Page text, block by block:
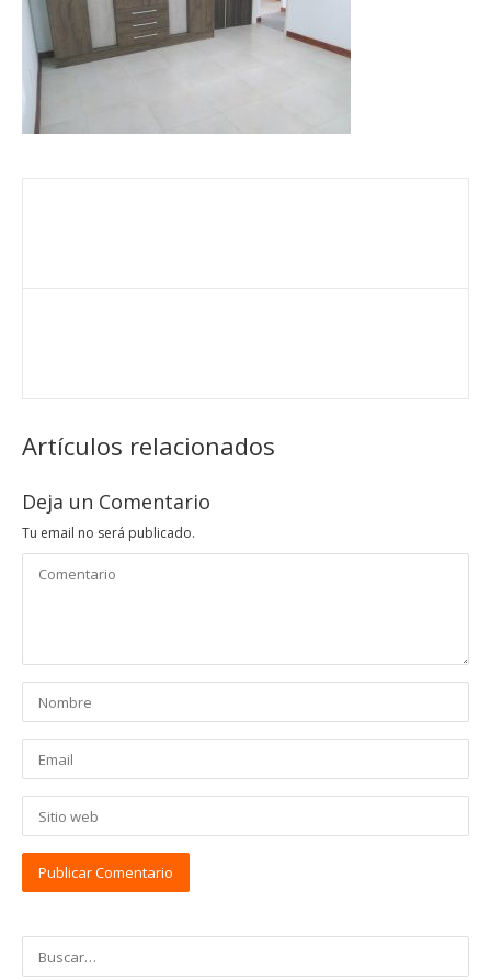
Artículos relacionados
Deja un Comentario
Tu email no será publicado.